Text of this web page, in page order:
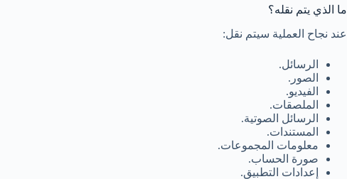
ما الذي يتم نقله؟
عند نجاح العملية سيتم نقل:
الرسائل.
الصور.
الفيديو.
الملصقات.
الرسائل الصوتية.
المستندات.
معلومات المجموعات.
صورة الحساب.
إعدادات التطبيق.